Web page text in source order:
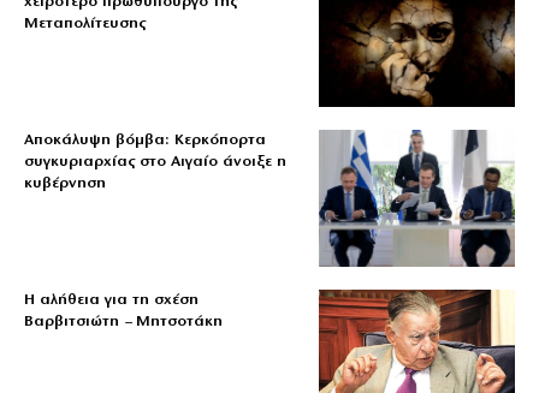
Μεταπολίτευσης
Αποκάλυψη βόμβα: Κερκόπορτα
συγκυριαρχίας στο Αιγαίο άνοιξε η
κυβέρνηση
Η αλήθεια για τη σχέση
Βαρβιτσιώτη – Μητσοτάκη